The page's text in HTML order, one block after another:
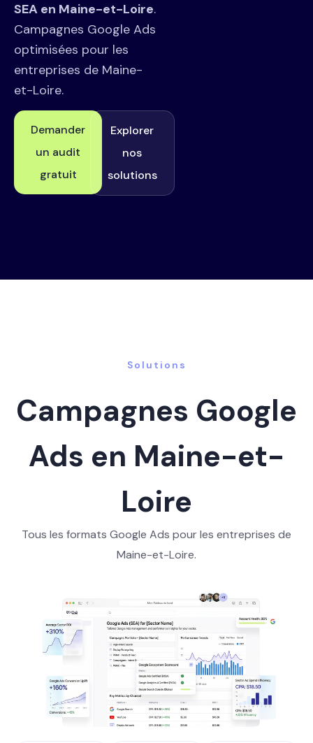
SEA en Maine-et-Loire.
Campagnes Google Ads
optimisées pour les
entreprises de Maine-
et-Loire.
Demander
un audit
gratuit
Explorer
nos
solutions
Solutions
Campagnes Google
Ads en Maine-et-
Loire
Tous les formats Google Ads pour les entreprises de
Maine-et-Loire.